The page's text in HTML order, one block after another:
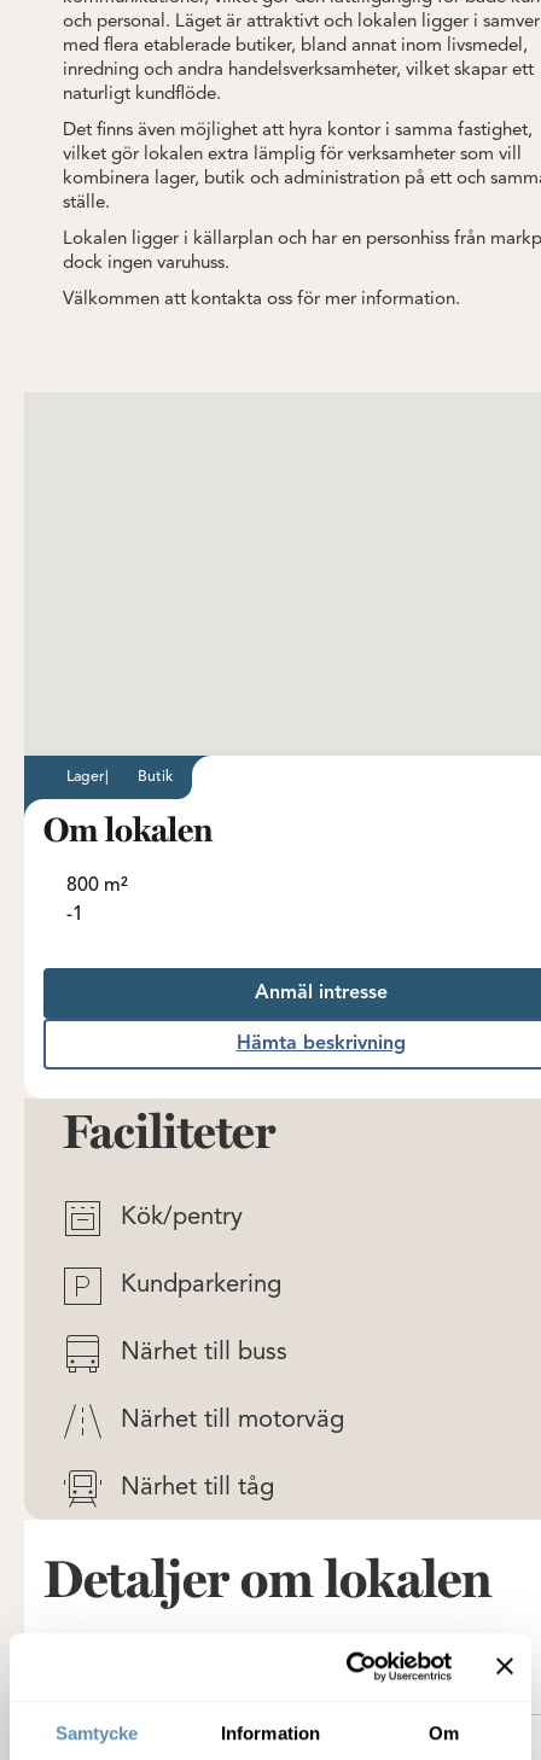
Samtycke Information Om
och personal. Läget är attraktivt och lokalen ligger i
med flera etablerade butiker, bland annat inom livsmedel,
inredning och andra handelsverksamheter, vilket skapar ett
naturligt kundflöde.
Det finns även möjlighet att hyra kontor i samma fastighet,
vilket gör lokalen extra lämplig för verksamheter som vill
kombinera lager, butik och administration på ett och
ställe.
Lokalen ligger i källarplan och har en personhiss från
dock ingen varuhuss.
Välkommen att kontakta oss för mer information.
Lager Butik
Om lokalen
800 m²
-1
Anmäl intresse
Hämta beskrivning
Faciliteter
Kök/pentry
Kundparkering
Närhet till buss
Närhet till motorväg
Närhet till tåg
Detaljer om lokalen
Service